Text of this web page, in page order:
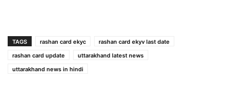
TAGS rashan card ekyc
rashan card ekyv last date
rashan card update
uttarakhand latest news
uttarakhand news in hindi